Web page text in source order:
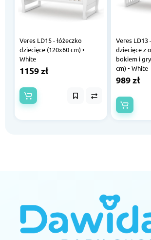
Veres LD15 - łóżeczko
dziecięce (120x60 cm) •
White
1159 zł
Veres LD13
dziecięce z
bokiem i
cm) • White
989 zł